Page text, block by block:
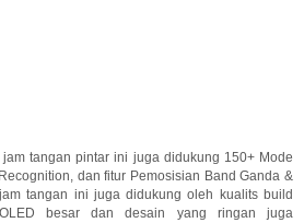
tangan pintar ini juga didukung 150+ Mode
dan fitur Pemosisian Band Ganda &
tangan ini juga didukung oleh kualits build
besar dan desain yang ringan juga